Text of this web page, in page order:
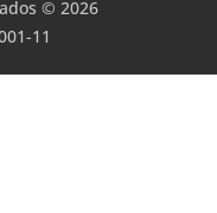
© 2026
11